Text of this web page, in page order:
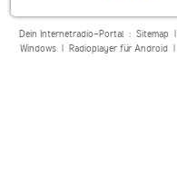
Dein Internetradio-Portal : Sitemap|
Windows| Radioplayer für Android|